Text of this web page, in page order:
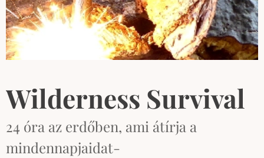
Wilderness Survival
24 óra az erdőben, ami átírja a
mindennapjaidat-